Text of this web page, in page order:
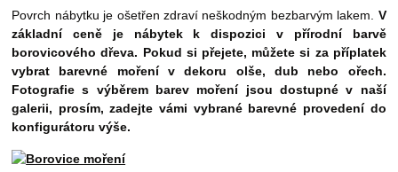
Povrch nábytku je ošetřen zdraví neškodným bezbarvým lakem. V
základní ceně je nábytek k dispozici v přírodní barvě
borovicového dřeva. Pokud si přejete, můžete si za příplatek
vybrat barevné mořenív dekoru olše, dub nebo ořech.
Fotografie s výběrem barev moření jsou dostupné v naší
galerii, prosím, zadejte vámi vybrané barevné provedení do
konfigurátoru výše.